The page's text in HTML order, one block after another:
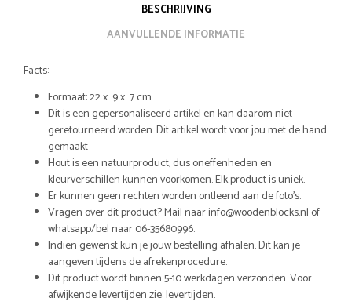
BESCHRIJVING
AANVULLENDE INFORMATIE
Facts:
Formaat: 22 x 9 x 7 cm
Dit is een gepersonaliseerd artikel en kan daarom niet
geretourneerd worden. Dit artikel wordt voor jou met de hand
gemaakt
Hout is een natuurproduct, dus oneffenheden en
kleurverschillen kunnen voorkomen. Elk product is uniek.
Er kunnen geen rechten worden ontleend aan de foto’s.
Vragen over dit product? Mail naar info@woodenblocks.nl of
whatsapp/bel naar 06-35680996.
Indien gewenst kun je jouw bestelling afhalen. Dit kan je
aangeven tijdens de afrekenprocedure.
Dit product wordt binnen 5-10 werkdagen verzonden. Voor
afwijkende levertijden zie: levertijden.